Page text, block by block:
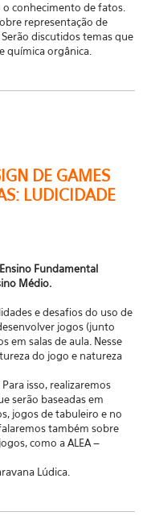
conhecimento de fatos.
representação de
discutidos temas que
química orgânica.
DE GAMES
LUDICIDADE
Fundamental
Médio.
e desafios do uso de
jogos (junto
em salas de aula. Nesse
do jogo e natureza
isso, realizaremos
serão baseadas em
jogos de tabuleiro e no
também sobre
como a ALEA –
Lúdica.